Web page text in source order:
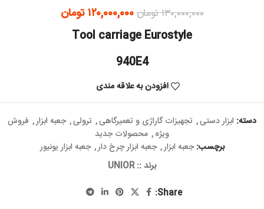
۱۳۰,۰۰۰,۰۰۰تومان۱۲۰,۰۰۰,۰۰۰تومان
Tool carriage Eurostyle
940E4
افزودن به علاقه مندی
دسته: ابزار دستی, تجهیزات گاراژی و تعمیرگاهی, ترولی, جعبه ابزار, فروش
ویژه, محصولات جدید
برچسب: جعبه ابزار, جعبه ابزار چرخ دار, جعبه ابزار یونیور
برند ::UNIOR
Share: